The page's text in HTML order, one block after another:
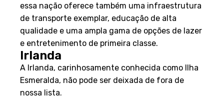
essa nação oferece também uma infraestrutura
de transporte exemplar, educação de alta
qualidade e uma ampla gama de opções de lazer
e entretenimento de primeira classe.
Irlanda
A Irlanda, carinhosamente conhecida como Ilha
Esmeralda, não pode ser deixada de fora de
nossa lista.